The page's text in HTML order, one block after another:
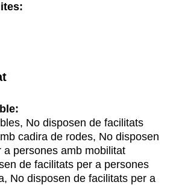
No disposen de facilitats
cadira de rodes, No disposen
a persones amb mobilitat
de facilitats per a persones
No disposen de facilitats per a